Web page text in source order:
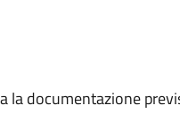
la documentazione